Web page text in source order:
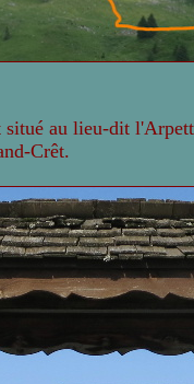
situé au lieu-dit
Crêt.